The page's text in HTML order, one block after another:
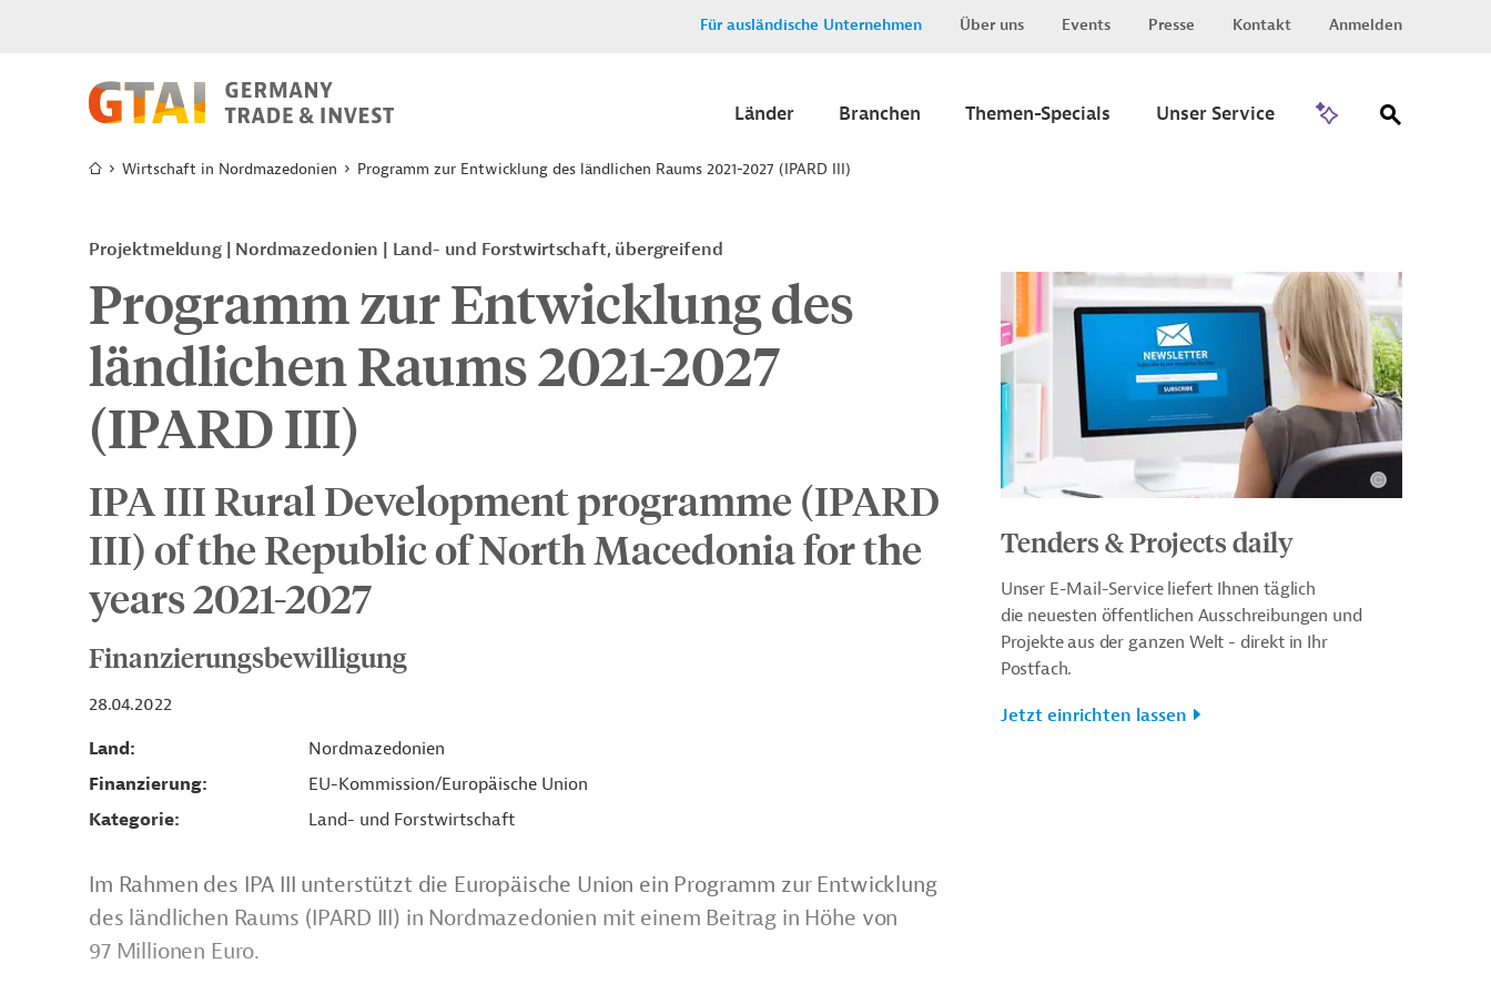
Für ausländische Unternehmen Über uns Events Presse Kontakt Anmelden
Länder Branchen Themen-Specials Unser Service
Wirtschaft in Nordmazedonien Programm zur Entwicklung des ländlichen Raums 2021-2027 (IPARD III)
Projektmeldung Nordmazedonien Land- und Forstwirtschaft, übergreifend
Programm zur Entwicklung des
ländlichen Raums 2021-2027
(IPARD III)
IPA III Rural Development programme (IPARD
III) of the Republic of North Macedonia for the
years 2021-2027
Finanzierungsbewilligung
28.04.2022
Land
Nordmazedonien
Finanzierung
EU-Kommission/Europäische Union
Kategorie
Land- und Forstwirtschaft
Im Rahmen des IPA III unterstützt die Europäische Union ein Programm zur Entwicklung
des ländlichen Raums (IPARD III) in Nordmazedonien mit einem Beitrag in Höhe von
97 Millionen Euro.
Tenders & Projects daily
Unser E-Mail-Service liefert Ihnen täglich
die neuesten öffentlichen Ausschreibungen und
Projekte aus der ganzen Welt - direkt in Ihr
Postfach.
Jetzt einrichten lassen